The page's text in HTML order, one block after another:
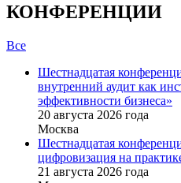
КОНФЕРЕНЦИИ
Все
Шестнадцатая
внутренний аудит как
эффективности бизнеса»
20 августа 2026 года
Москва
Шестнадцатая
цифровизация на
21 августа 2026 года